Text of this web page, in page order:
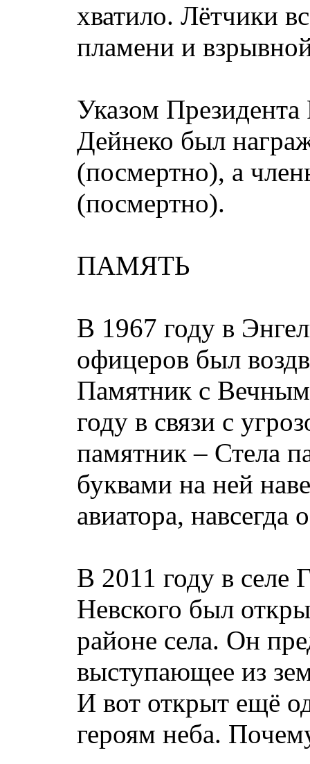
хватило. Лётчики
пламени и
Указом
Дейнеко был
(посмертно), а
(посмертно).
ПАМЯТЬ
В 1967 году в
офицеров был
Памятник с Вечным
году в связи с
памятник – Стела
буквами на ней
авиатора, навсегда
В 2011 году в селе
Невского был
районе села. Он
выступающее из
И вот открыт ещё
героям неба.